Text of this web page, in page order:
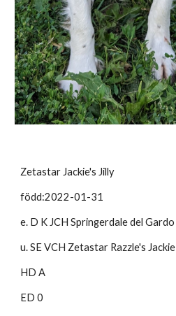
Zetastar Jackie's Jilly
född:2022-01-31
e. D K JCH Springerdale del Gardo
u. SE VCH Zetastar Razzle's Jackie
HD A
ED 0